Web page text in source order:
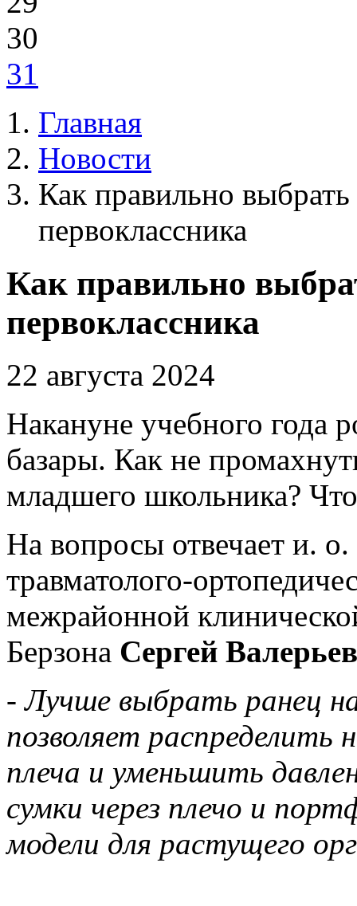
30
31
Главная
Новости
Как правильно
первоклассника
Как правильно
первоклассника
22 августа 2024
Накануне учебного года
базары. Как не
младшего школьника?
На вопросы отвечает и.
травматолого-
межрайонной
Берзона Сергей
-Лучше выбрать ранец
позволяет распределить
плеча и уменьшить
сумки через плечо и
модели для растущего